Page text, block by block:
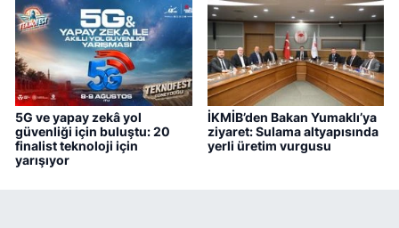
5G ve yapay zekâ yol
güvenliği için buluştu: 20
finalist teknoloji için
yarışıyor
İKMİB’den Bakan Yumaklı’ya
ziyaret: Sulama altyapısında
yerli üretim vurgusu